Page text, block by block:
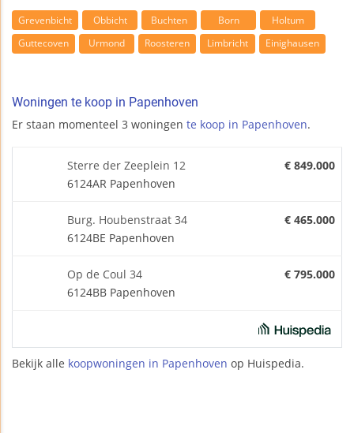
Grevenbicht Obbicht Buchten Born
Holtum
Guttecoven
Urmond Roosteren Limbricht Einighausen
Woningen te koop in Papenhoven
Er staan momenteel 3 woningen te koop in Papenhoven.
Sterre der Zeeplein 12
6124AR Papenhoven
€ 849.000
Burg. Houbenstraat 34
6124BE Papenhoven
€ 465.000
Op de Coul 34
6124BB Papenhoven
€ 795.000
Bekijk alle koopwoningen in Papenhoven op Huispedia.